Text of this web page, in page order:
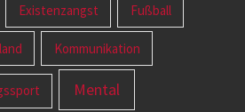
Existenzangst Fußball
Kommunikation
Mental